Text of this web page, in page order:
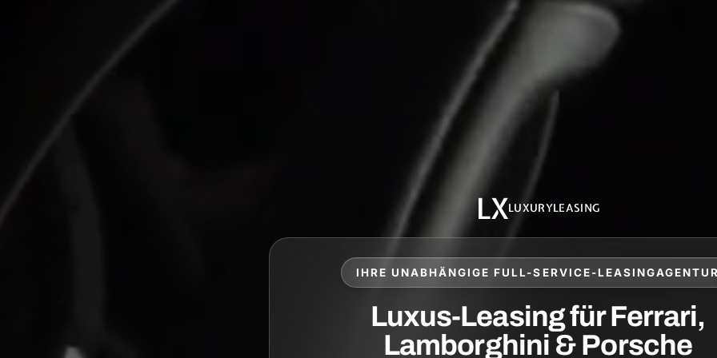
LXLUXURYLEASING
IHRE UNABHÄNGIGE FULL-SERVICE-
Luxus-Leasing für Ferrari,
Lamborghini & Porsche